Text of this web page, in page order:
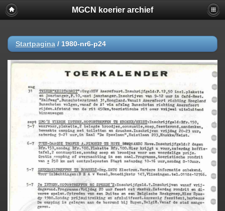
MGCN koerier archief
Startpagina / 1980-nr6-p24